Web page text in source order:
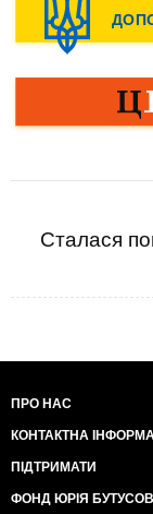
Сталася
ПРО НАС
КОНТАКТНА
ПІДТРИМАТИ
ФОНД ЮРІЯ